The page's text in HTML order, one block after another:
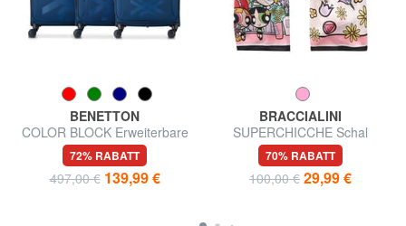
BENETTON
COLOR BLOCK Erweiterbare
Kabine + Mittlerer + Großer
Trolley-Satz
72% RABATT
497,00 € 139,99 €
BRACCIALINI
SUPERCHICCHE Schal
70% RABATT
100,00 € 29,99 €